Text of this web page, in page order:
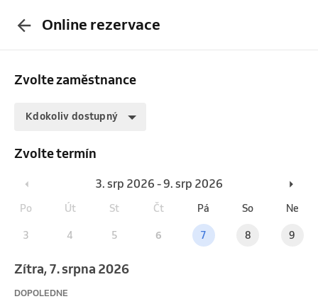
Online rezervace
Zvolte zaměstnance
Kdokoliv dostupný
Zvolte termín
3. srp 2026 - 9. srp 2026
Po Út St Čt Pá So Ne
3 4 5 6 7 8 9
Zítra, 7. srpna 2026
DOPOLEDNE